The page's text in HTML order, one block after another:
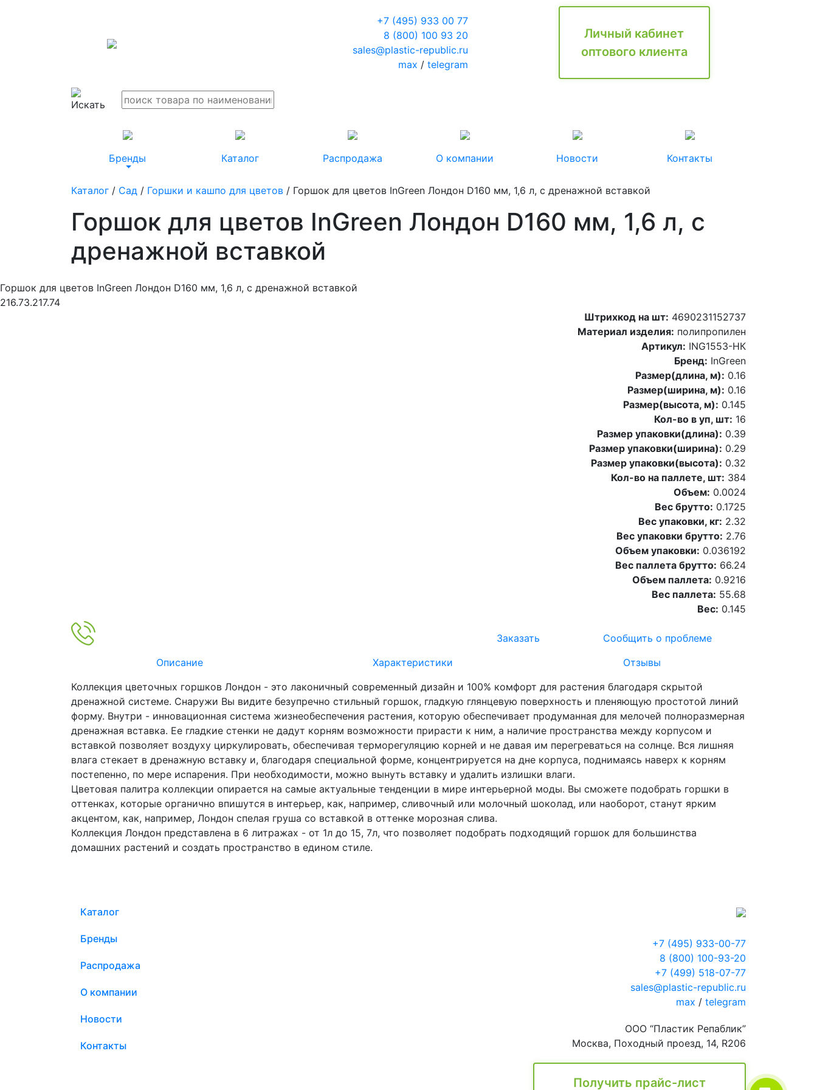
+7 (495) 933 00 77
8 (800) 100 93 20
sales@plastic-republic.ru
max / telegram
Личный кабинет
оптового клиента
Бренды Каталог Распродажа О компании Новости Контакты
Каталог / Сад / Горшки и кашпо для цветов / Горшок для цветов InGreen Лондон D160 мм, 1,6 л, с дренажной вставкой
Горшок для цветов InGreen Лондон D160 мм, 1,6 л, с
дренажной вставкой
Горшок для цветов InGreen Лондон D160 мм, 1,6 л, с дренажной вставкой
216.73.217.74
Штрихкод на шт: 4690231152737
Материал изделия: полипропилен
Артикул: ING1553-НК
Бренд: InGreen
Размер(длина, м): 0.16
Размер(ширина, м): 0.16
Размер(высота, м): 0.145
Кол-во в уп, шт: 16
Размер упаковки(длина): 0.39
Размер упаковки(ширина): 0.29
Размер упаковки(высота): 0.32
Кол-во на паллете, шт: 384
Объем: 0.0024
Вес брутто: 0.1725
Вес упаковки, кг: 2.32
Вес упаковки брутто: 2.76
Объем упаковки: 0.036192
Вес паллета брутто: 66.24
Объем паллета: 0.9216
Вес паллета: 55.68
Вес: 0.145
Заказать
Сообщить о проблеме
Описание
Характеристики
Отзывы
Коллекция цветочных горшков Лондон - это лаконичный современный дизайн и 100% комфорт для растения благодаря скрытой
дренажной системе. Снаружи Вы видите безупречно стильный горшок, гладкую глянцевую поверхность и пленяющую простотой линий
форму. Внутри - инновационная система жизнеобеспечения растения, которую обеспечивает продуманная для мелочей полноразмерная
дренажная вставка. Ее гладкие стенки не дадут корням возможности прирасти к ним, а наличие пространства между корпусом и
вставкой позволяет воздуху циркулировать, обеспечивая терморегуляцию корней и не давая им перегреваться на солнце. Вся лишняя
влага стекает в дренажную вставку и, благодаря специальной форме, концентрируется на дне корпуса, поднимаясь наверх к корням
постепенно, по мере испарения. При необходимости, можно вынуть вставку и удалить излишки влаги.
Цветовая палитра коллекции опирается на самые актуальные тенденции в мире интерьерной моды. Вы сможете подобрать горшки в
оттенках, которые органично впишутся в интерьер, как, например, сливочный или молочный шоколад, или наоборот, станут ярким
акцентом, как, например, Лондон спелая груша со вставкой в оттенке морозная слива.
Коллекция Лондон представлена в 6 литражах - от 1л до 15, 7л, что позволяет подобрать подходящий горшок для большинства
домашних растений и создать пространство в едином стиле.
Каталог
Бренды
Распродажа
О компании
Новости
Контакты
+7 (495) 933-00-77
8 (800) 100-93-20
+7 (499) 518-07-77
sales@plastic-republic.ru
max / telegram
ООО “Пластик Репаблик”
Москва, Походный проезд, 14, R206
Получить прайс-лист